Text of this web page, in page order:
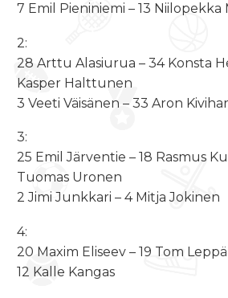
7 Emil Pieniniemi – 13
2:
28 Arttu Alasiurua – 34 Konsta
Kasper Halttunen
3 Veeti Väisänen – 33 Aron
3:
25 Emil Järventie – 18 Rasmus
Tuomas Uronen
2 Jimi Junkkari – 4 Mitja Jokinen
4:
20 Maxim Eliseev – 19 Tom
12 Kalle Kangas